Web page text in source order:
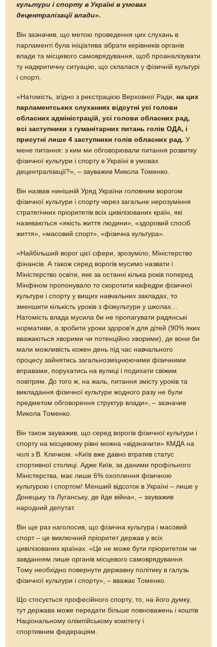
культури і спорту в Україні в умовах
децентралізації влади».
Він зазначив, що метою проведення цих слухань в
парламенті була ініціатива зібрати керівників органів
влади та місцевого самоврядування, щоб проаналізувати
ту надкритичну ситуацію, що склалася у фізичній культурі
і спорті.
«Натомість, згідно з реєстрацією Верховної Ради, на цих
парламентських слуханнях відсутні усі голови
обласних адміністрацій, усі голови обласних рад,
всі заступники з гуманітарних питань голів ОДА, і
присутні лише 4 заступники голів обласних рад. У
мене питання: з ким ми обговорювали питання розвитку
фізичної культури і спорту в Україні в умовах
децентралізації?», – зауважив Микола Томенко.
Він назвав нинішній Уряд України головним ворогом
фізичної культури і спорту через загальне нерозуміння
стратегічних пріоритетів всіх цивілізованих країн, які
називаються «якість життя людини», «здоровий спосіб
життя», «масовий спорт», «фізична культура».
«Найбільший ворог цієї сфери, зрозуміло, Міністерство
фінансів. А також серед ворогів мусимо назвати і
Міністерство освіти, яке за останні кілька років поперед
Мінфіном пропонувало то скоротити кафедри фізичної
культури і спорту у вищих навчальних закладах, то
зменшити кількість уроків з фізкультури у школах…
Натомість влада мусила би не пропагувати радянські
нормативи, а зробити уроки здоров’я для дітей (90% яких
вважаються хворими чи потенційно хворими), де вони би
мали можливість кожен день під час навчального
процесу зайнятись загальнозміцнюючими фізичними
вправами, порухатись на вулиці і подихати свіжим
повітрям. До того ж, на жаль, питання змісту уроків та
викладання фізичної культури жодного разу не були
предметом обговорення структур влади», – зазначив
Микола Томенко.
Він також зауважив, що серед ворогів фізичної культури і
спорту на місцевому рівні можна «відзначити» КМДА на
чолі з В. Кличком. «Київ вже давно втратив статус
спортивної столиці. Адже Київ, за даними профільного
Міністерства, має лише 6% охоплення фізичною
культурою і спортом! Менший відсоток в Україні – лише у
Донецьку та Луганську, де йде війна», – зауважив
народний депутат.
Він ще раз наголосив, що фізична культура і масовий
спорт – це виключний пріоритет держав у всіх
цивілізованих країнах. «Це не може бути пріоритетом чи
завданням лише органів місцевого самоврядування.
Тому необхідно повернути державну політику в галузь
фізичної культури і спорту», – вважає Томенко.
Що стосується професійного спорту, то, на його думку,
тут держава може передати більше повноважень і коштів
Національному олімпійському комітету і
спортивним федераціям.